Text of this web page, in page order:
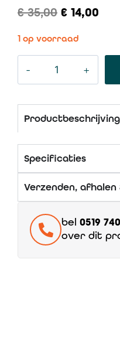
€35,00 € 14,00
1 op voorraad
Productbeschrijving
Specificaties
Verzenden,
bel 0519
over dit